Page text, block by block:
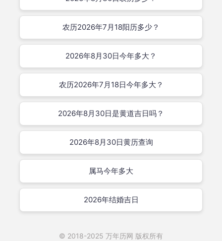
农历2026年7月18阳历多少？
2026年8月30日今年多大？
农历2026年7月18日今年多大？
2026年8月30日是黄道吉日吗？
2026年8月30日黄历查询
属马今年多大
2026年结婚吉日
© 2018-2025 万年历网 版权所有